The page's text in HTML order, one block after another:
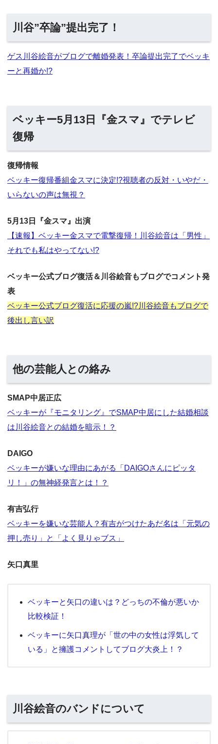
川谷”卒論”提出完了！
ゲス川谷絵音がブログで離婚発表！卒論提出完了でベッキ
ーと再婚か!?
ベッキー5月13日『金スマ』でテレビ
復帰
復帰情報
ベッキー復帰番組金スマに決定!?視聴者の反対・いやだ・
いらないの声は無視？
5月13日『金スマ』出演
【速報】ベッキー金スマで電撃復帰！川谷絵音は「男性」
それでも私はやってない!?
ベッキー公式ブログ復活＆川谷絵音もブログでコメント発
表
ベッキー公式ブログ復活に応援の嵐!?川谷絵音もブログで
後出し言い訳
他の芸能人との絡み
SMAP中居正広
ベッキーが『モニタリング』でSMAP中居にした結婚相談
は川谷絵音との結婚を暗示！？
DAIGO
ベッキーが嫌いな理由にあがる「DAIGOさんにピッタ
リ！」の無神経発言とは！？
有吉弘行
ベッキーを嫌いな芸能人？有吉がつけたあだ名は「元気の
押し売り」と「よく見りゃブス」
矢口真里
ベッキーと矢口の違いは？どっちの不倫が悪いか
比較検証！
ベッキーに矢口真理が「世の中の女性は浮気して
いる」と擁護コメントしてブログ大炎上！？
川谷絵音のバンドについて